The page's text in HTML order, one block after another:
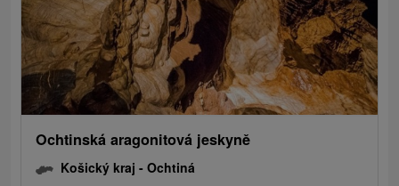
Ochtinská aragonitová jeskyně
Košický kraj -Ochtiná